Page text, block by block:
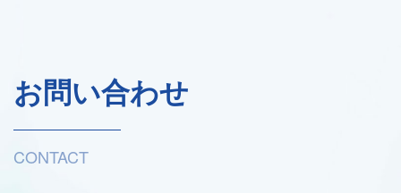
お問い合わせ
CONTACT